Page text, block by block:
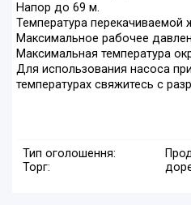
Напор до 69 м.
Температура перекачиваемой
Максимальное рабочее
Максимальная температура
Для использования насоса
температурах свяжитесь с
Тип оголошення:
Торг: